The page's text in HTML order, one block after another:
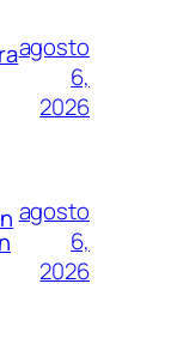
agosto
6,
2026
agosto
6,
2026